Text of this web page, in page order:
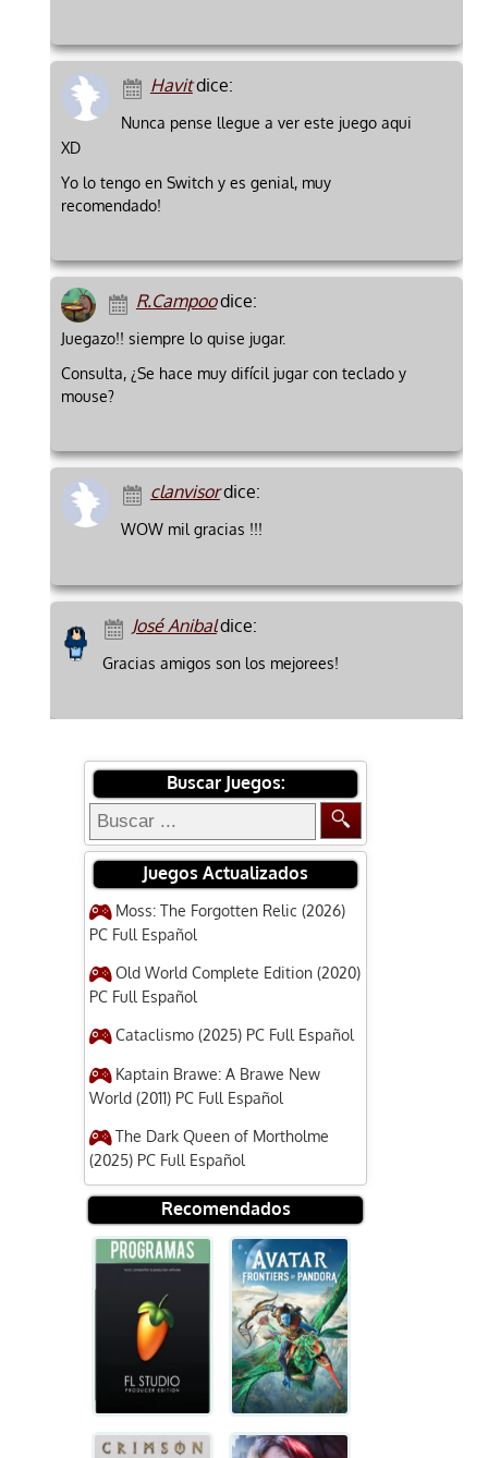
Havitdice:
Nunca pense llegue a ver este juego aqui
XD
Yo lo tengo en Switch y es genial, muy
recomendado!
R.Campoodice:
Juegazo!! siempre lo quise jugar.
Consulta, ¿Se hace muy difícil jugar con teclado y
mouse?
clanvisordice:
WOW mil gracias !!!
José Anibaldice:
Gracias amigos son los mejorees!
Buscar Juegos:
Juegos Actualizados
Moss: The Forgotten Relic (2026)
PC Full Español
Old World Complete Edition (2020)
PC Full Español
Cataclismo (2025) PC Full Español
Kaptain Brawe: A Brawe New
World (2011) PC Full Español
The Dark Queen of Mortholme
(2025) PC Full Español
Recomendados